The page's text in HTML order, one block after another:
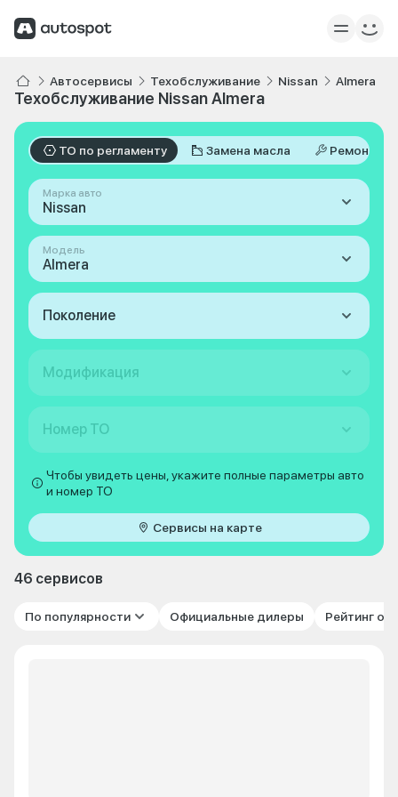
Автосервисы Техобслуживание Nissan Almera
Техобслуживание Nissan Almera
ТО по регламенту Замена масла Ремонт
Марка авто
Nissan
Модель
Almera
Поколение
Модификация
Номер ТО
Чтобы увидеть цены, укажите полные параметры авто
и номер ТО
Сервисы на карте
46 сервисов
По популярности Официальные дилеры Рейтинг